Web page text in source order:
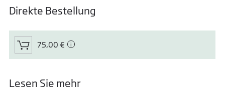
Direkte Bestellung
75,00 €
Lesen Sie mehr